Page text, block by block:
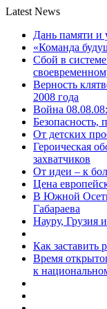
Latest News
Дань памяти и
«Команда
Сбой в
Верность
2008 года
Война
Безопасность,
От детских
Героическая
захватчиков
От идеи – к
Цена
В Южной
Габараева
Науру, Грузия
Как заставить
Время
к